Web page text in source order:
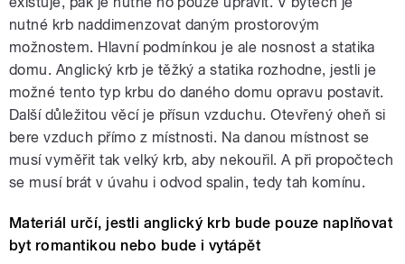
nutné krb naddimenzovat daným prostorovým
možnostem. Hlavní podmínkou je ale nosnost a statika
domu. Anglický krb je těžký a statika rozhodne, jestli je
možné tento typ krbu do daného domu opravu postavit.
Další důležitou věcí je přísun vzduchu. Otevřený oheň si
bere vzduch přímo z místnosti. Na danou místnost se
musí vyměřit tak velký krb, aby nekouřil. A při propočtech
se musí brát v úvahu i odvod spalin, tedy tah komínu.
Materiál určí, jestli anglický krb bude pouze naplňovat
byt romantikou nebo bude i vytápět